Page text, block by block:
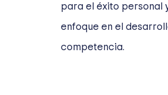
para el éxito personal
enfoque en el
competencia.